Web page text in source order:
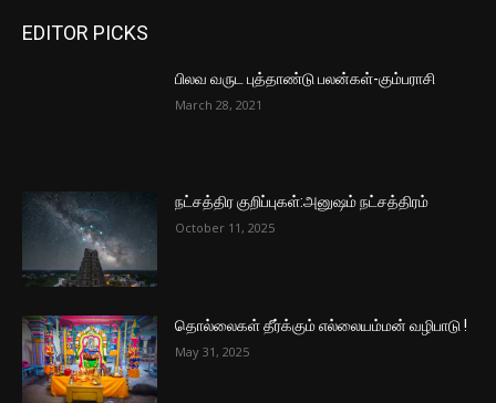
EDITOR PICKS
பிலவ வருட புத்தாண்டு பலன்கள்-கும்பராசி
March 28, 2021
நட்சத்திர குறிப்புகள்:அனுஷம் நட்சத்திரம்
October 11, 2025
தொல்லைகள் தீர்க்கும் எல்லையம்மன் வழிபாடு !
May 31, 2025